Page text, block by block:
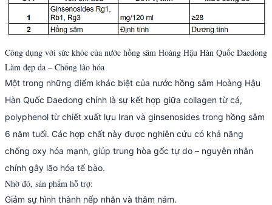
Công dụng với sức khỏe của nước hồng sâm Hoàng Hậu Hàn Quốc Daedong
Làm đẹp da – Chống lão hóa
Một trong những điểm khác biệt của nước hồng sâm Hoàng Hậu
Hàn Quốc Daedong chính là sự kết hợp giữa collagen từ cá,
polyphenol từ chiết xuất lựu Iran và ginsenosides trong hồng sâm
6 năm tuổi. Các hợp chất này được nghiên cứu có khả năng
chống oxy hóa mạnh, giúp trung hòa gốc tự do – nguyên nhân
chính gây lão hóa tế bào.
Nhờ đó, sản phẩm hỗ trợ:
Giảm sự hình thành nếp nhăn và thâm nám.